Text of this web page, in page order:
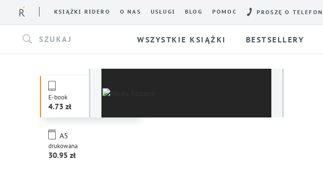
KSIĄŻKI RIDERO O NAS USŁUGI BLOG POMOC PROSZĘ O TELEFON
SZUKAJ WSZYSTKIE KSIĄŻKI BESTSELLERY
E-book
4.73
drukowana
A5
30.95